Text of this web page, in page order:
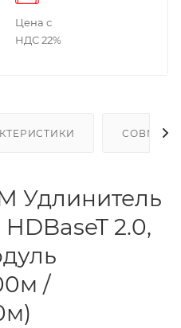
Цена с
НДС 22%
Удлинитель
2.0,
/